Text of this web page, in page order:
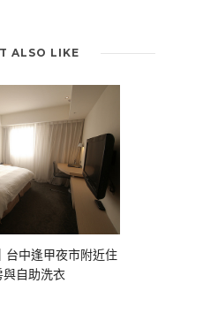
ALSO LIKE
中逢甲夜市附近住
自助洗衣